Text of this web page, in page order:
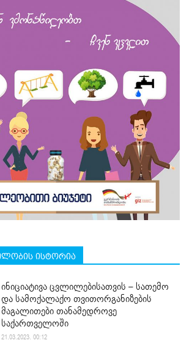
ისტორია
ინიციატივა ცვლილებისათვის – სათემო
და სამოქალაქო თვითორგანიზების
მაგალითები თანამედროვე
საქართველოში
21.03.2023. 00:12